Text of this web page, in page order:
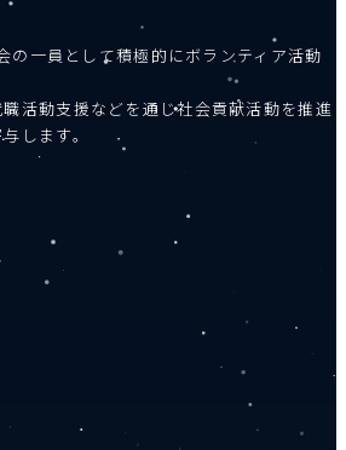
の一員として積極的にボランティア活動
活動支援などを通じ社会貢献活動を推進
します。